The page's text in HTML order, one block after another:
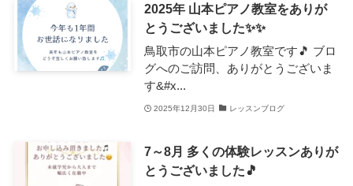
2025年 山本ピアノ教室をありが
とうございました✨✨
鳥取市の山本ピアノ教室です🎵 ブロ
グへのご訪問、ありがとうございま
す&#x...
2025年12月30日 レッスンブログ
7～8月 多くの体験レッスンありが
とうございました🎵